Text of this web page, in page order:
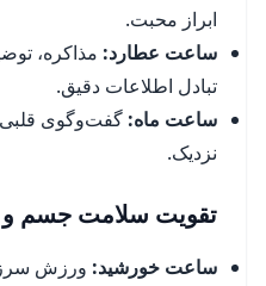
ابراز محبت.
ساعت عطارد: مذاکره،
تبادل اطلاعات دقیق.
ساعت ماه: گفت‌وگوی قلبی
نزدیک.
تقویت سلامت جسم و
ساعت خورشید: ورزش